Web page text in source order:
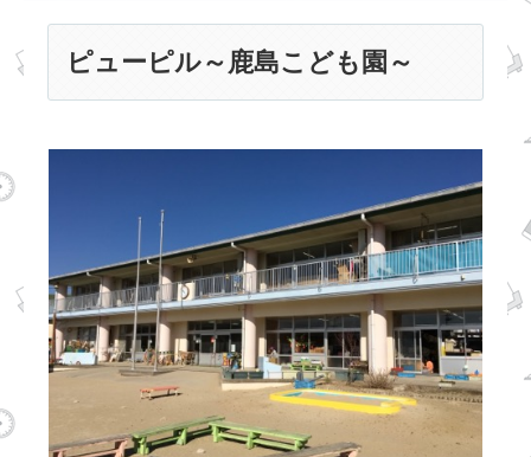
ピューピル～鹿島こども園～